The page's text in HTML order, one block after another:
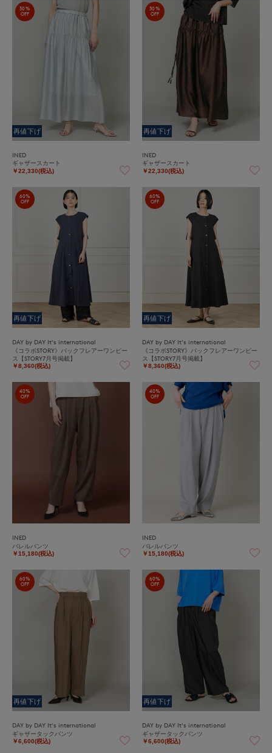
30%
OFF
再値下げ
INED
ギャザースカート
￥22,330(税込)
30%
OFF
再値下げ
INED
ギャザースカート
￥22,330(税込)
60%
OFF
再値下げ
DAY by DAY It's international
《コラボSTORY》バックフレアーワンピー
ス【STORY7月号掲載】
￥8,360(税込)
60%
OFF
再値下げ
DAY by DAY It's international
《コラボSTORY》バックフレアーワンピー
ス【STORY7月号掲載】
￥8,360(税込)
40%
OFF
INED
バレルパンツ
￥15,180(税込)
40%
OFF
INED
バレルパンツ
￥15,180(税込)
60%
OFF
再値下げ
DAY by DAY It's international
ギャザータックパンツ
￥6,600(税込)
60%
OFF
再値下げ
DAY by DAY It's international
ギャザータックパンツ
￥6,600(税込)